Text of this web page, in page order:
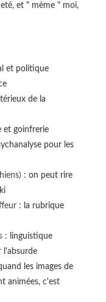
et " mème " moi,
et politique
de la
et goinfrerie
pour les
: on peut rire
: la rubrique
: linguistique
l'absurde
les images de
animées, c'est